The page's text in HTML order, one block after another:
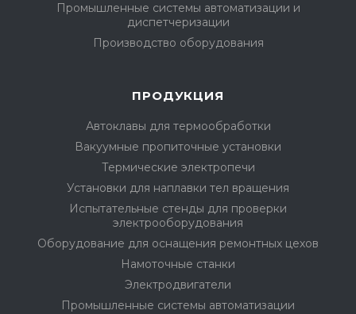
Промышленные системы автоматизации и
диспетчеризации
Производство оборудования
ПРОДУКЦИЯ
Автоклавы для термообработки
Вакуумные пропиточные установки
Термические электропечи
Установки для наплавки тел вращения
Испытательные стенды для проверки
электрооборудования
Оборудование для оснащения ремонтных цехов
Намоточные станки
Электродвигатели
Промышленные системы автоматизации